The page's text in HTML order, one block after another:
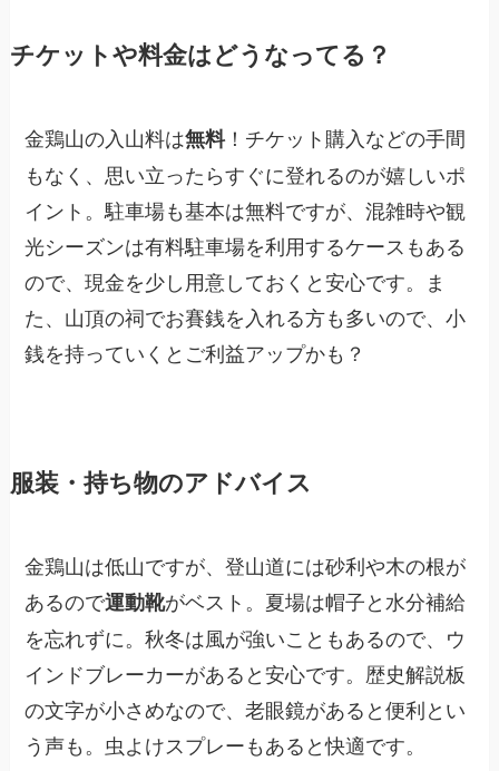
チケットや料金はどうなってる？
金鶏山の入山料は無料！チケット購入などの手間
もなく、思い立ったらすぐに登れるのが嬉しいポ
イント。駐車場も基本は無料ですが、混雑時や観
光シーズンは有料駐車場を利用するケースもある
ので、現金を少し用意しておくと安心です。ま
た、山頂の祠でお賽銭を入れる方も多いので、小
銭を持っていくとご利益アップかも？
服装・持ち物のアドバイス
金鶏山は低山ですが、登山道には砂利や木の根が
あるので運動靴がベスト。夏場は帽子と水分補給
を忘れずに。秋冬は風が強いこともあるので、ウ
インドブレーカーがあると安心です。歴史解説板
の文字が小さめなので、老眼鏡があると便利とい
う声も。虫よけスプレーもあると快適です。